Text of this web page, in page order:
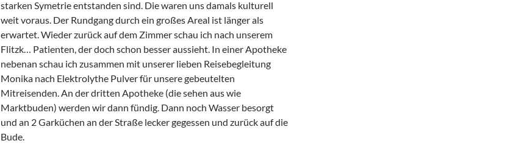
starken Symetrie entstanden sind. Die waren uns damals kulturell
weit voraus. Der Rundgang durch ein großes Areal ist länger als
erwartet. Wieder zurück auf dem Zimmer schau ich nach unserem
Flitzk… Patienten, der doch schon besser aussieht. In einer Apotheke
nebenan schau ich zusammen mit unserer lieben Reisebegleitung
Monika nach Elektrolythe Pulver für unsere gebeutelten
Mitreisenden. An der dritten Apotheke (die sehen aus wie
Marktbuden) werden wir dann fündig. Dann noch Wasser besorgt
und an 2 Garküchen an der Straße lecker gegessen und zurück auf die
Bude.